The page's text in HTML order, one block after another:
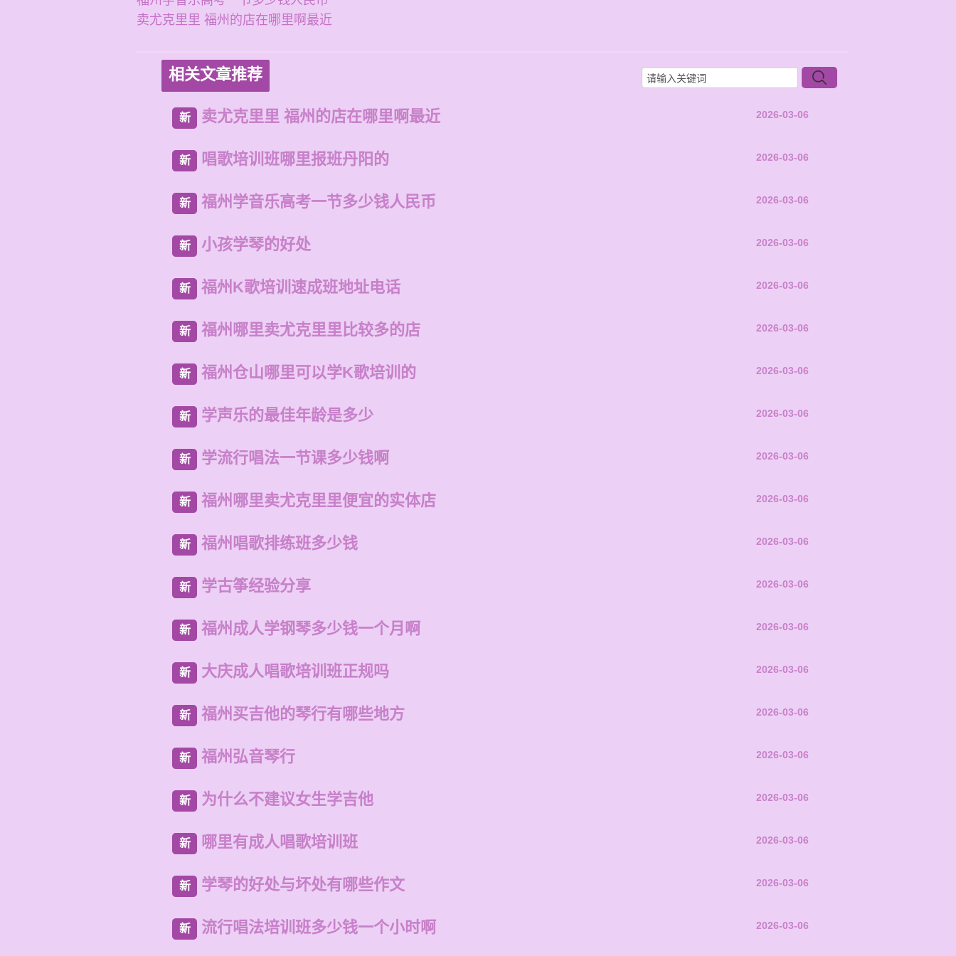
卖尤克里里 福州的店在哪里啊最近
相关文章推荐
新 卖尤克里里 福州的店在哪里啊最近 2026-03-06
新 唱歌培训班哪里报班丹阳的 2026-03-06
新 福州学音乐高考一节多少钱人民币 2026-03-06
新 小孩学琴的好处 2026-03-06
新 福州K歌培训速成班地址电话 2026-03-06
新 福州哪里卖尤克里里比较多的店 2026-03-06
新 福州仓山哪里可以学K歌培训的 2026-03-06
新 学声乐的最佳年龄是多少 2026-03-06
新 学流行唱法一节课多少钱啊 2026-03-06
新 福州哪里卖尤克里里便宜的实体店 2026-03-06
新 福州唱歌排练班多少钱 2026-03-06
新 学古筝经验分享 2026-03-06
新 福州成人学钢琴多少钱一个月啊 2026-03-06
新 大庆成人唱歌培训班正规吗 2026-03-06
新 福州买吉他的琴行有哪些地方 2026-03-06
新 福州弘音琴行 2026-03-06
新 为什么不建议女生学吉他 2026-03-06
新 哪里有成人唱歌培训班 2026-03-06
新 学琴的好处与坏处有哪些作文 2026-03-06
新 流行唱法培训班多少钱一个小时啊 2026-03-06